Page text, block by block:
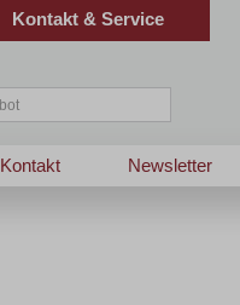
Kontakt & Service
Newsletter
Kontakt